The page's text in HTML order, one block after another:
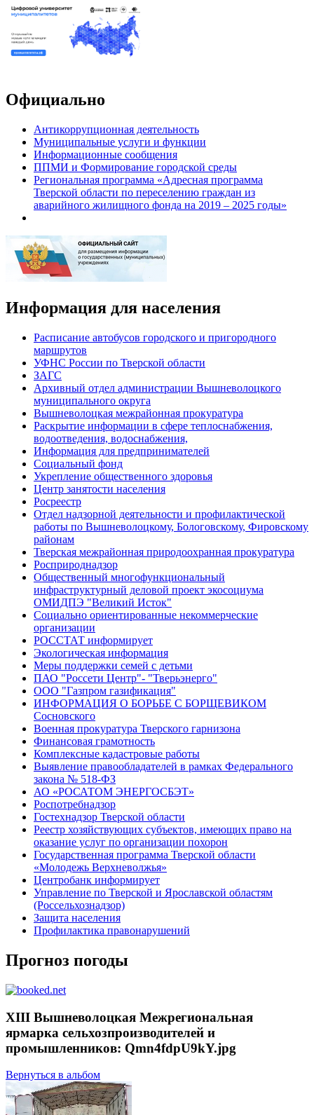
Официально
Антикоррупционная деятельность
Муниципальные услуги и функции
Информационные сообщения
ППМИ и Формирование городской среды
Региональная программа «Адресная программа
Тверской области по переселению граждан из
аварийного жилищного фонда на 2019 – 2025 годы»
Информация для населения
Расписание автобусов городского и пригородного
маршрутов
УФНС России по Тверской области
ЗАГС
Архивный отдел администрации Вышневолоцкого
муниципального округа
Вышневолоцкая межрайонная прокуратура
Раскрытие информации в сфере теплоснабжения,
водоотведения, водоснабжения,
Информация для предпринимателей
Социальный фонд
Укрепление общественного здоровья
Центр занятости населения
Росреестр
Отдел надзорной деятельности и профилактической
работы по Вышневолоцкому, Бологовскому, Фировскому
районам
Тверская межрайонная природоохранная прокуратура
Росприроднадзор
Общественный многофункциональный
инфраструктурный деловой проект экосоциума
ОМИДПЭ "Великий Исток"
Социально ориентированные некоммерческие
организации
РОССТАТ информирует
Экологическая информация
Меры поддержки семей с детьми
ПАО "Россети Центр"- "Тверьэнерго"
ООО "Газпром газификация"
ИНФОРМАЦИЯ О БОРЬБЕ С БОРЩЕВИКОМ
Сосновского
Военная прокуратура Тверского гарнизона
Финансовая грамотность
Комплексные кадастровые работы
Выявление правообладателей в рамках Федерального
закона № 518-ФЗ
АО «РОСАТОМ ЭНЕРГОСБЭТ»
Роспотребнадзор
Гостехнадзор Тверской области
Реестр хозяйствующих субъектов, имеющих право на
оказание услуг по организации похорон
Государственная программа Тверской области
«Молодежь Верхневолжья»
Центробанк информирует
Управление по Тверской и Ярославской областям
(Россельхознадзор)
Защита населения
Профилактика правонарушений
Прогноз погоды
XIII Вышневолоцкая Межрегиональная
ярмарка сельхозпроизводителей и
промышленников: Qmn4fdpU9kY.jpg
Вернуться в альбом